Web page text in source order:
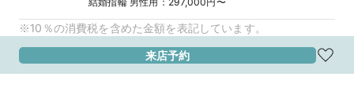
※10％の消費税を含めた金額を表記しています。
来店予約